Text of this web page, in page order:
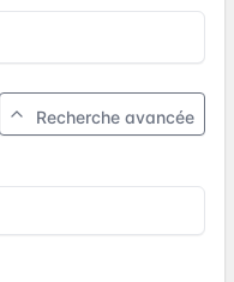
Recherche avancée